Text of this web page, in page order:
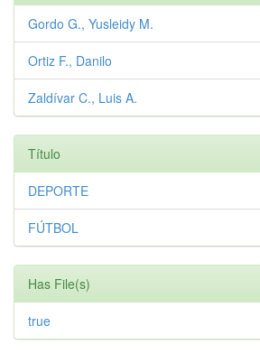
Gordo G., Yusleidy M.
Ortiz F., Danilo
Zaldívar C., Luis A.
Título
DEPORTE
FÚTBOL
Has File(s)
true